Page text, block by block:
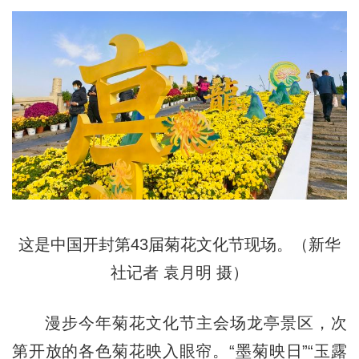
这是中国开封第43届菊花文化节现场。（新华
社记者 袁月明 摄）
漫步今年菊花文化节主会场龙亭景区，次
第开放的各色菊花映入眼帘。“墨菊映日”“玉露